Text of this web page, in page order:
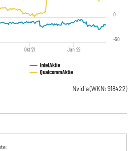
IntelAktie
QualcommAktie
Jan '22
Okt '21
-50
0
Nvidia(WKN: 918422)